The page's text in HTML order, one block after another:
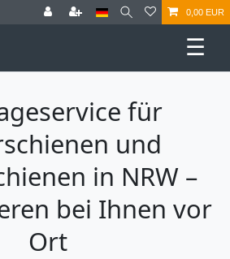
0,00 EUR
☰
für
und
in NRW –
bei Ihnen vor
Ort